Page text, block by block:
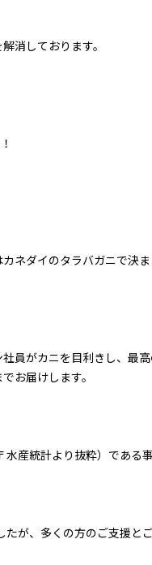
消しております。
ネダイのタラバガニで決
員がカニを目利きし、最
お届けします。
産統計より抜粋）である
が、多くの方のご支援と